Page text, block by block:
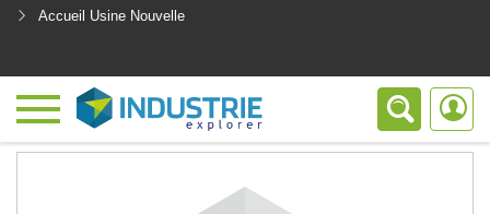
Accueil Usine Nouvelle